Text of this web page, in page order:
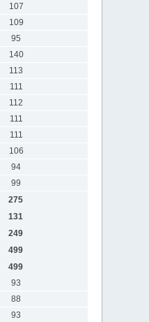
107
109
95
140
113
111
112
111
111
106
94
99
275
131
249
499
499
93
88
93